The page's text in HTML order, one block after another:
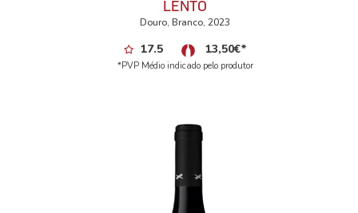
LENTO
Douro, Branco, 2023
17.5 13,50€*
*PVP Médio indicado pelo produtor